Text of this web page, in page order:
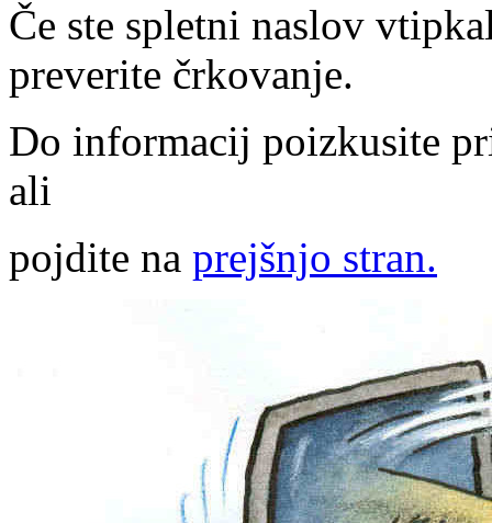
Če ste spletni naslov
preverite črkovanje.
Do informacij poizkusite
ali
pojdite na prejšnjo stran.